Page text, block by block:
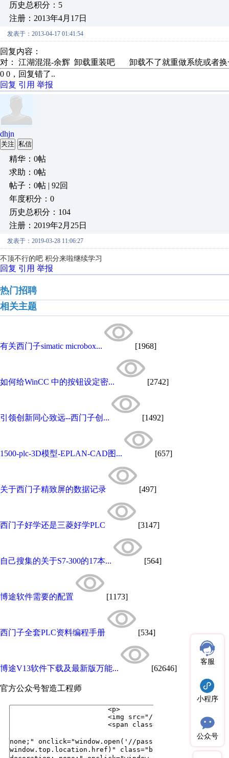
历史总积分：5
注册：2013年4月17日
发表于：2013-04-17 01:41:54
回复内容：
对： 江湖混混-余辉 卸载重装吧 卸载不了就重做系统或者换
0 0，回复错了..
回复 引用 举报
dhjn
关注 私信
精华：0帖
求助：0帖
帖子：0帖 | 92回
年度积分：0
历史总积分：104
注册：2019年2月25日
发表于：2019-03-28 11:06:27
不顶不行的吧 积分来啦继续学习
回复 引用 举报
热门招聘
相关主题
有关西门子simatic microbox... [1968]
如何给WinCC 中的按钮设定密... [2742]
引领创新同心致远--西门子创... [1492]
1500-plc-3D模型-EPLAN-CAD图... [657]
关于西门子精致屏的数据记录 [497]
西门子好学还是三菱好学PLC [3147]
自己搜集的关于S7-300的17本... [564]
博途软件需要的配置 [1173]
西门子全套PLC资料编程手册 [534]
博途V13软件下载及最新版万能... [62646]
官方公众号智造工程师
客服
小程序
公众号